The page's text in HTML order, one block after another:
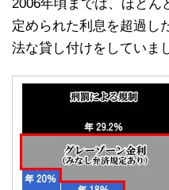
2006年頃までは、ほとん
定められた利息を超過し
法な貸し付けをしていま